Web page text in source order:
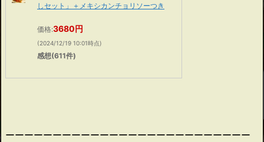
しセット」＋メキシカンチョリソーつき
価格:3680円
(2024/12/19 10:01時点)
感想(611件)
ーーーーーーーーーーーーーーーーーーーーーーーーーー